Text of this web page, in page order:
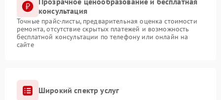
консультация
Точные прайс-листы, предварительная оценка стоимости
ремонта, отсутствие скрытых платежей и возможность
бесплатной консультации по телефону или онлайн на
сайте
Широкий спектр услуг